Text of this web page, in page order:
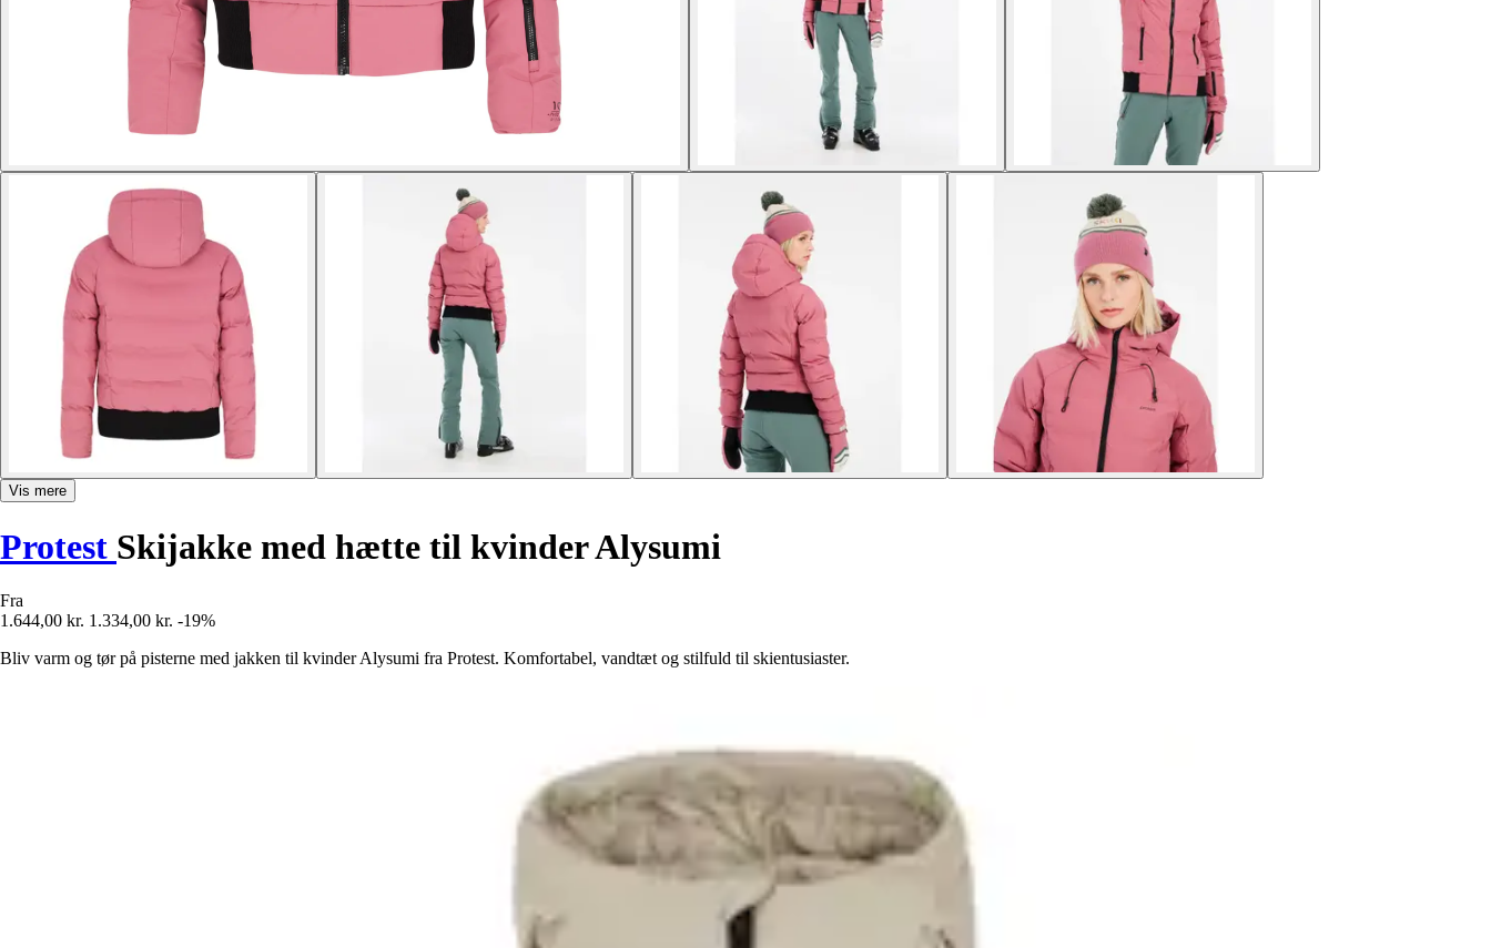
Vis mere
Protest Skijakke med hætte til kvinder Alysumi
Fra
1.644,00 kr. 1.334,00 kr. -19%
Bliv varm og tør på pisterne med jakken til kvinder Alysumi fra Protest. Komfortabel, vandtæt og stilfuld til skientusiaster.